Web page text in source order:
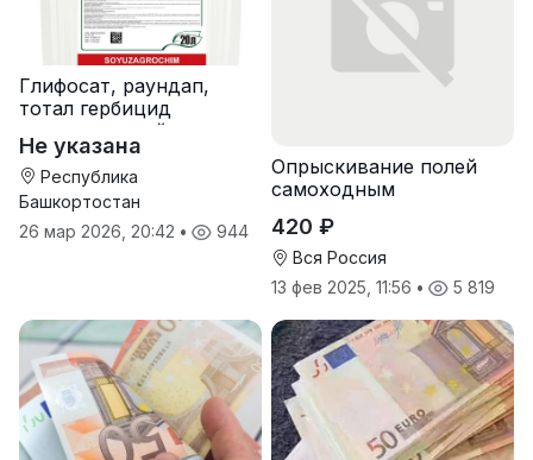
Глифосат, раундап,
тотал гербицид
сплошного действия
Не указана
Республика
Башкортостан
26 мар 2026, 20:42 • 944
Опрыскивание полей
самоходным
Туман-2
420 ₽
Вся Россия
13 фев 2025, 11:56 • 5 819